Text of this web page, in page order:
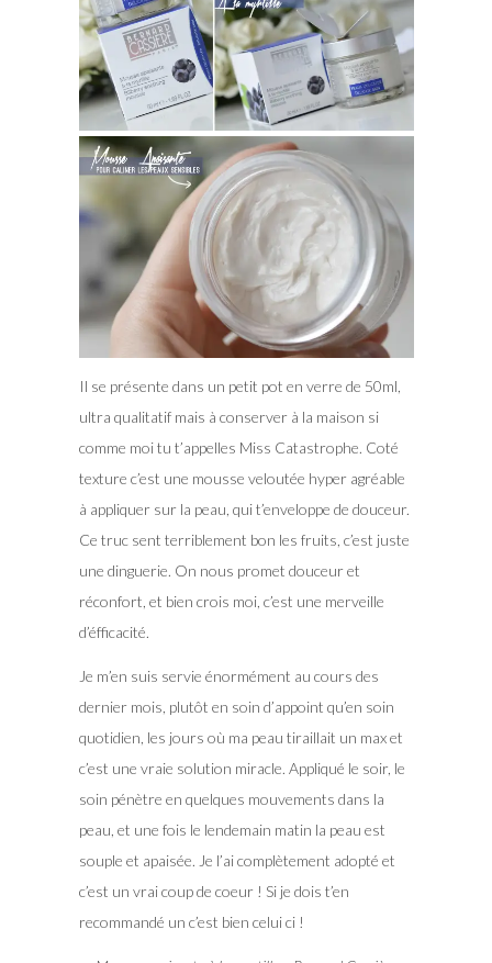
Il se présente dans un petit pot en verre de 50ml,
ultra qualitatif mais à conserver à la maison si
comme moi tu t’appelles Miss Catastrophe. Coté
texture c’est une mousse veloutée hyper agréable
à appliquer sur la peau, qui t’enveloppe de douceur.
Ce truc sent terriblement bon les fruits, c’est juste
une dinguerie. On nous promet douceur et
réconfort, et bien crois moi, c’est une merveille
d’éfficacité.
Je m’en suis servie énormément au cours des
dernier mois, plutôt en soin d’appoint qu’en soin
quotidien, les jours où ma peau tiraillait un max et
c’est une vraie solution miracle. Appliqué le soir, le
soin pénètre en quelques mouvements dans la
peau, et une fois le lendemain matin la peau est
souple et apaisée. Je l’ai complètement adopté et
c’est un vrai coup de coeur ! Si je dois t’en
recommandé un c’est bien celui ci !